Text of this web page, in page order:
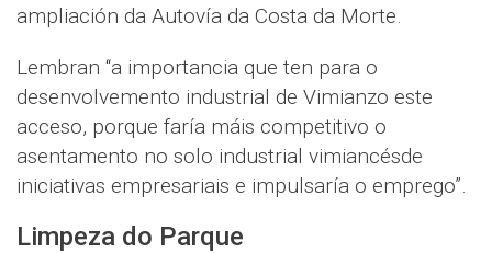
ampliación da Autovía da Costa da Morte.
Lembran “a importancia que ten para o
desenvolvemento industrial de Vimianzo este
acceso, porque faría máis competitivo o
asentamento no solo industrial vimiancésde
iniciativas empresariais e impulsaría o emprego”.
Limpeza do Parque